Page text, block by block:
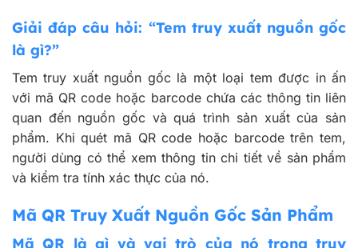
Giải đáp câu hỏi: “Tem truy xuất nguồn gốc
là gì?”
Tem truy xuất nguồn gốc là một loại tem được in ấn
với mã QR code hoặc barcode chứa các thông tin liên
quan đến nguồn gốc và quá trình sản xuất của sản
phẩm. Khi quét mã QR code hoặc barcode trên tem,
người dùng có thể xem thông tin chi tiết về sản phẩm
và kiểm tra tính xác thực của nó.
Mã QR Truy Xuất Nguồn Gốc Sản Phẩm
Mã QR là gì và vai trò của nó trong truy